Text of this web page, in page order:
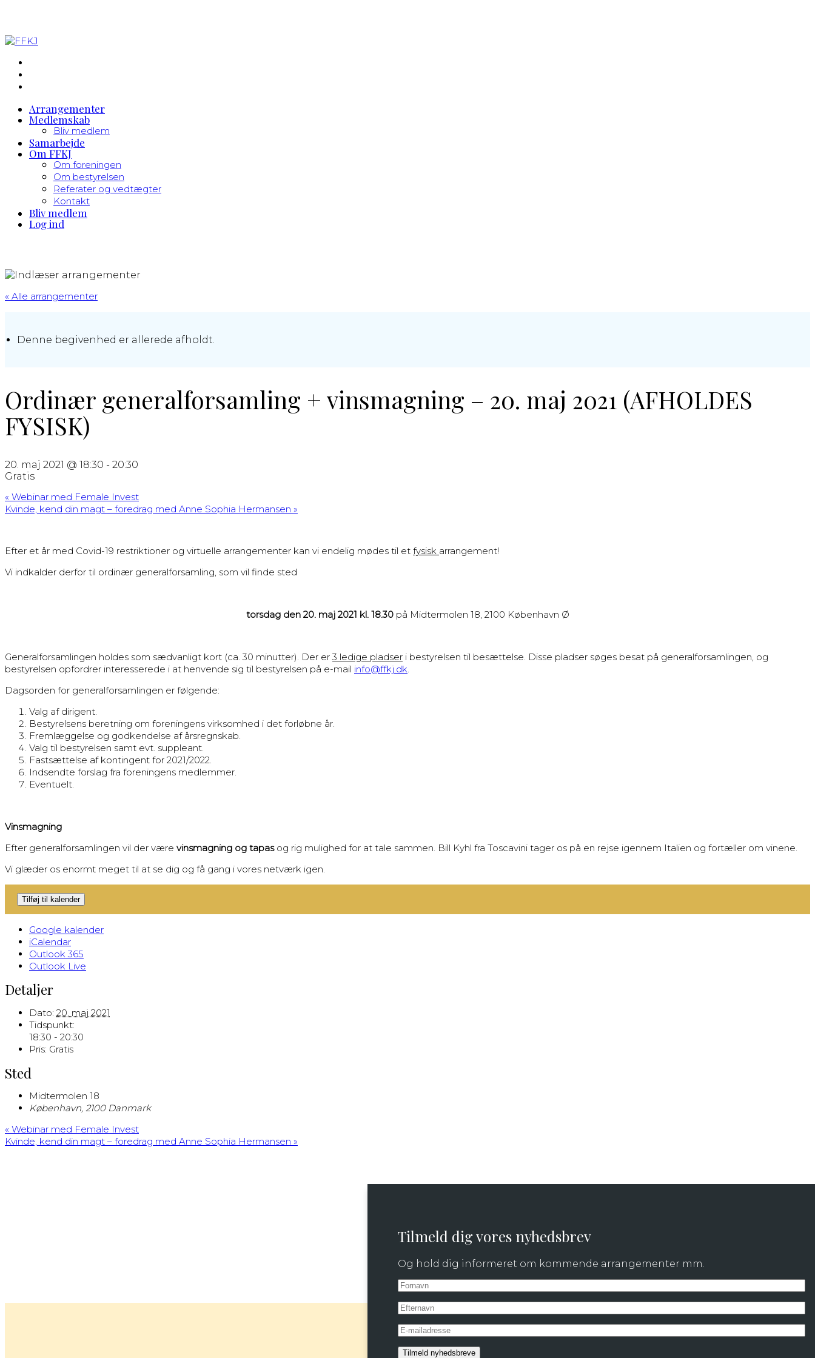
Arrangementer
Medlemskab
Bliv medlem
Samarbejde
Om FFKJ
Om foreningen
Om bestyrelsen
Referater og vedtægter
Kontakt
Bliv medlem
Log ind
« Alle arrangementer
Denne begivenhed er allerede afholdt.
Ordinær generalforsamling + vinsmagning – 20. maj 2021 (AFHOLDES
FYSISK)
20. maj 2021 @ 18:30 - 20:30
Gratis
« Webinar med Female Invest
Kvinde, kend din magt – foredrag med Anne Sophia Hermansen »
Efter et år med Covid-19 restriktioner og virtuelle arrangementer kan vi endelig mødes til et fysisk arrangement!
Vi indkalder derfor til ordinær generalforsamling, som vil finde sted
torsdag den 20. maj 2021 kl. 18.30 på Midtermolen 18, 2100 København Ø
Generalforsamlingen holdes som sædvanligt kort (ca. 30 minutter). Der er 3 ledige pladser i bestyrelsen til besættelse. Disse pladser søges besat på generalforsamlingen, og
bestyrelsen opfordrer interesserede i at henvende sig til bestyrelsen på e-mail info@ffkj.dk
Dagsorden for generalforsamlingen er følgende:
Valg af dirigent.
Bestyrelsens beretning om foreningens virksomhed i det forløbne år.
Fremlæggelse og godkendelse af årsregnskab.
Valg til bestyrelsen samt evt. suppleant.
Fastsættelse af kontingent for 2021/2022.
Indsendte forslag fra foreningens medlemmer.
Eventuelt.
Vinsmagning
Efter generalforsamlingen vil der være vinsmagning og tapasog rig mulighed for at tale sammen. Bill Kyhl fra Toscavini tager os på en rejse igennem Italien og fortæller om vinene.
Vi glæder os enormt meget til at se dig og få gang i vores netværk igen.
Tilføj til kalender
Google kalender
iCalendar
Outlook 365
Outlook Live
Detaljer
Dato: 20. maj 2021
Tidspunkt:
18:30 - 20:30
Pris: Gratis
Sted
Midtermolen 18
København, 2100 Danmark
« Webinar med Female Invest
Kvinde, kend din magt – foredrag med Anne Sophia Hermansen »
Tilmeld dig vores nyhedsbrev
Og hold dig informeret om kommende arrangementer mm.